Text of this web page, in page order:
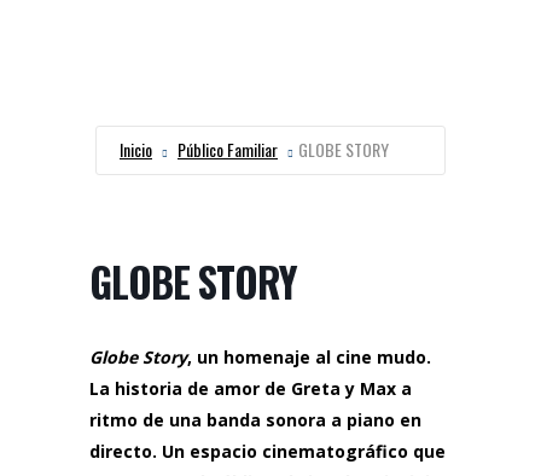
Inicio Público Familiar GLOBE STORY
GLOBE STORY
Globe Story, un homenaje al cine mudo.
La historia de amor de Greta y Max a
ritmo de una banda sonora a piano en
directo. Un espacio cinematográfico que